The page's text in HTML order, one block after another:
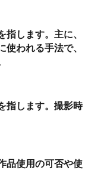
指します。主に、
使われる手法で、
指します。撮影時
品使用の可否や使